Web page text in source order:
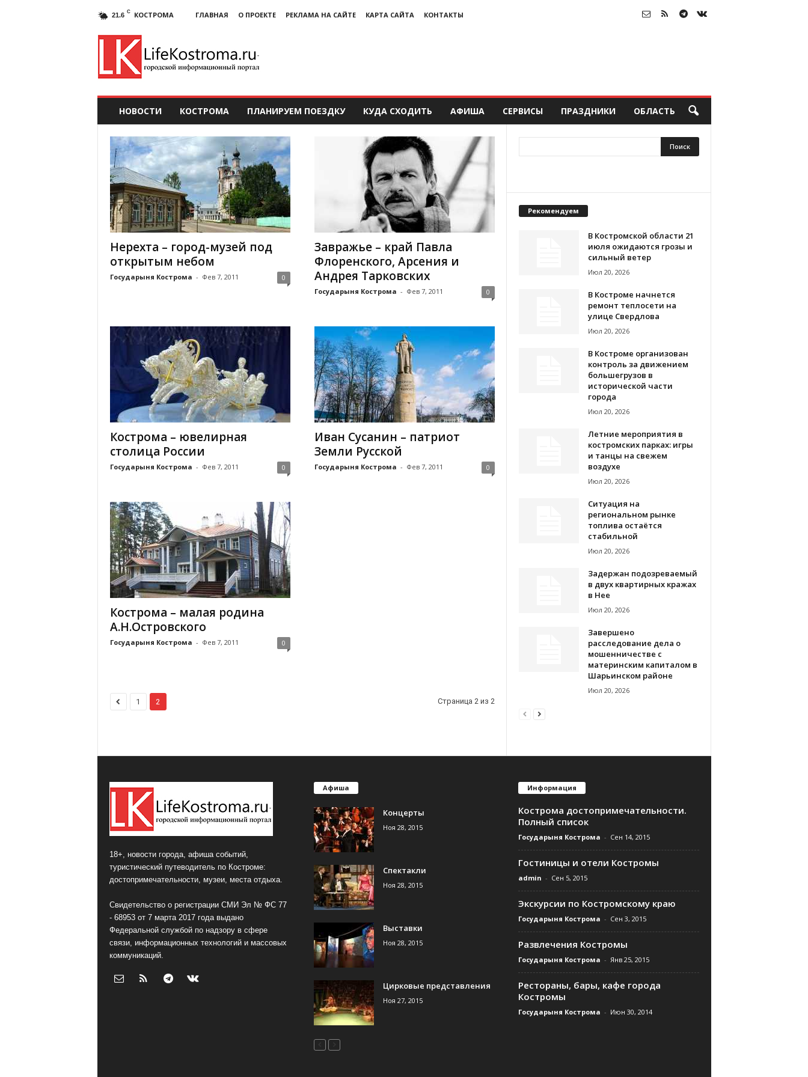
21.6 C КОСТРОМА ГЛАВНАЯ О ПРОЕКТЕ РЕКЛАМА НА САЙТЕ КАРТА САЙТА КОНТАКТЫ
НОВОСТИ КОСТРОМА ПЛАНИРУЕМ ПОЕЗДКУ КУДА СХОДИТЬ АФИША СЕРВИСЫ ПРАЗДНИКИ ОБЛАСТЬ
Нерехта – город-музей под
открытым небом
Государыня Кострома - Фев 7, 2011 0
Завражье – край Павла
Флоренского, Арсения и
Андрея Тарковских
Государыня Кострома - Фев 7, 2011 0
Кострома – ювелирная
столица России
Государыня Кострома - Фев 7, 2011 0
Иван Сусанин – патриот
Земли Русской
Государыня Кострома - Фев 7, 2011 0
Кострома – малая родина
А.Н.Островского
Государыня Кострома - Фев 7, 2011 0
1 2 Страница 2 из 2
Рекомендуем
В Костромской области 21
июля ожидаются грозы и
сильный ветер
Июл 20, 2026
В Костроме начнется
ремонт теплосети на
улице Свердлова
Июл 20, 2026
В Костроме организован
контроль за движением
большегрузов в
исторической части
города
Июл 20, 2026
Летние мероприятия в
костромских парках: игры
и танцы на свежем
воздухе
Июл 20, 2026
Ситуация на
региональном рынке
топлива остаётся
стабильной
Июл 20, 2026
Задержан подозреваемый
в двух квартирных кражах
в Нее
Июл 20, 2026
Завершено
расследование дела о
мошенничестве с
материнским капиталом в
Шарьинском районе
Июл 20, 2026
18+, новости города, афиша событий,
туристический путеводитель по Костроме:
достопримечательности, музеи, места отдыха.
Свидетельство о регистрации СМИ Эл № ФС 77
- 68953 от 7 марта 2017 года выдано
Федеральной службой по надзору в сфере
связи, информационных технологий и массовых
коммуникаций.
Афиша
Концерты
Ноя 28, 2015
Спектакли
Ноя 28, 2015
Выставки
Ноя 28, 2015
Цирковые представления
Ноя 27, 2015
Информация
Кострома достопримечательности.
Полный список
Государыня Кострома - Сен 14, 2015
Гостиницы и отели Костромы
admin - Сен 5, 2015
Экскурсии по Костромскому краю
Государыня Кострома - Сен 3, 2015
Развлечения Костромы
Государыня Кострома - Янв 25, 2015
Рестораны, бары, кафе города
Костромы
Государыня Кострома - Июн 30, 2014